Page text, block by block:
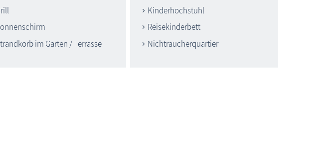
im Garten / Terrasse
Kinderhochstuhl
Reisekinderbett
Nichtraucherquartier